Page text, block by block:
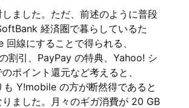
しました。ただ、前述のように普段
経済圏で暮らしているた
線にすることで得られる、
割引、PayPay の特典、Yahoo! シ
ポイント還元など考えると、
も Y!mobile の方が断然得であると
ました。月々のギガ消費が 20 GB